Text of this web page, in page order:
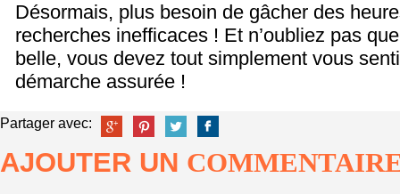
Désormais, plus besoin de gâcher des
recherches inefficaces ! Et n’oubliez pas
belle, vous devez tout simplement vous
démarche assurée !
Partager avec:
AJOUTER UN